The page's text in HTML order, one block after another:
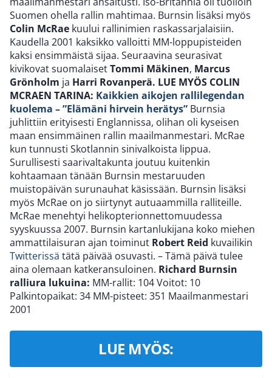
Suomen ohella rallin mahtimaa. Burnsin lisäksi myös
Colin McRae kuului rallinimien raskassarjalaisiin.
Kaudella 2001 kaksikko valloitti MM-loppupisteiden
kaksi ensimmäistä sijaa. Seuraavina seurasivat
kivikovat suomalaisetTommi Mäkinen, Marcus
Grönholm ja Harri Rovanperä. LUE MYÖS COLIN
MCRAEN TARINA: Kaikkien aikojen rallilegendan
kuolema – ”Elämäni hirvein herätys” Burnsia
juhlittiin erityisesti Englannissa, olihan oli kyseisen
maan ensimmäinen rallin maailmanmestari. McRae
kun tunnusti Skotlannin sinivalkoista lippua.
Surullisesti saarivaltakunta joutuu kuitenkin
kohtaamaan tänään Burnsin mestaruuden
muistopäivän surunauhat käsissään. Burnsin lisäksi
myös McRae on jo siirtynyt autuaammilla ralliteille.
McRae menehtyi helikopterionnettomuudessa
syyskuussa 2007. Burnsin kartanlukijana koko miehen
ammattilaisuran ajan toiminut Robert Reid kuvailikin
Twitterissä tätä päivää osuvasti. – Tämä päivä tulee
aina olemaan katkeransuloinen. Richard Burnsin
ralliura lukuina: MM-rallit: 104 Voitot: 10
Palkintopaikat: 34 MM-pisteet: 351 Maailmanmestari
2001
LUE MYÖS: